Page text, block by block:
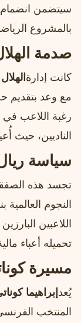
سيتضمن انضمام
بالمشروع
صدمة
كانت إدارةالهلال
مع وعد بتقديم
رغبة اللاعب
الناديين، حيث
سياسة
تجسد هذه
النجوم
اللاعبين
تحميله أعباء
مسيرة
يُعدإبراهيما
المنتخب